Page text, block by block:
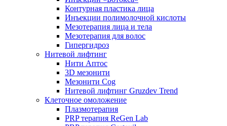
Контурная пластика лица
Инъекции полимолочной кислоты
Мезотерапия лица и тела
Мезотерапия для волос
Гипергидроз
Нитевой лифтинг
Нити Аптос
3D мезонити
Мезонити Cog
Нитевой лифтинг Gruzdev Trend
Клеточное омоложение
Плазмотерапия
PRP терапия ReGen Lab